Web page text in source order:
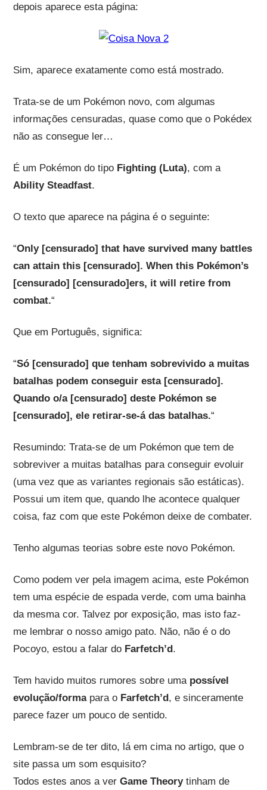
depois aparece esta página:
Sim, aparece exatamente como está mostrado.
Trata-se de um Pokémon novo, com algumas
informações censuradas, quase como que o Pokédex
não as consegue ler…
É um Pokémon do tipo Fighting (Luta), com a
Ability Steadfast.
O texto que aparece na página é o seguinte:
“Only [censurado] that have survived many battles
can attain this [censurado]. When this Pokémon’s
[censurado] [censurado]ers, it will retire from
combat.“
Que em Português, significa:
“Só [censurado] que tenham sobrevivido a muitas
batalhas podem conseguir esta [censurado].
Quando o/a [censurado] deste Pokémon se
[censurado], ele retirar-se-á das batalhas.“
Resumindo: Trata-se de um Pokémon que tem de
sobreviver a muitas batalhas para conseguir evoluir
(uma vez que as variantes regionais são estáticas).
Possui um item que, quando lhe acontece qualquer
coisa, faz com que este Pokémon deixe de combater.
Tenho algumas teorias sobre este novo Pokémon.
Como podem ver pela imagem acima, este Pokémon
tem uma espécie de espada verde, com uma bainha
da mesma cor. Talvez por exposição, mas isto faz-
me lembrar o nosso amigo pato. Não, não é o do
Pocoyo, estou a falar do Farfetch’d.
Tem havido muitos rumores sobre uma possível
evolução/formapara o Farfetch’d, e sinceramente
parece fazer um pouco de sentido.
Lembram-se de ter dito, lá em cima no artigo, que o
site passa um som esquisito?
Todos estes anos a ver Game Theorytinham de